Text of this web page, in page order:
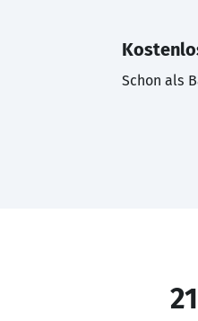
Schon als